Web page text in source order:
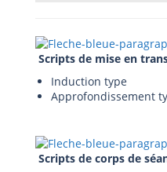
Scripts de mise en
Induction type
Approfondissement
Scripts de corps de